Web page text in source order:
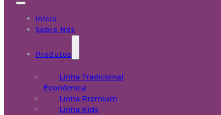
Início
Sobre Nós
Produtos
Linha Tradicional
Econômica
Linha Premium
Linha Kids